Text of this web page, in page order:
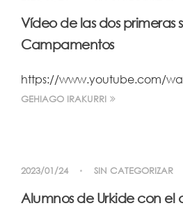
Vídeo de las dos primeras
Campamentos
https://www.youtube.com/
GEHIAGO IRAKURRI
2023/01/24 SIN CATEGORIZAR
Alumnos de Urkide con el